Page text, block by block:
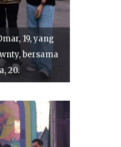
19, yang
bersama
20.